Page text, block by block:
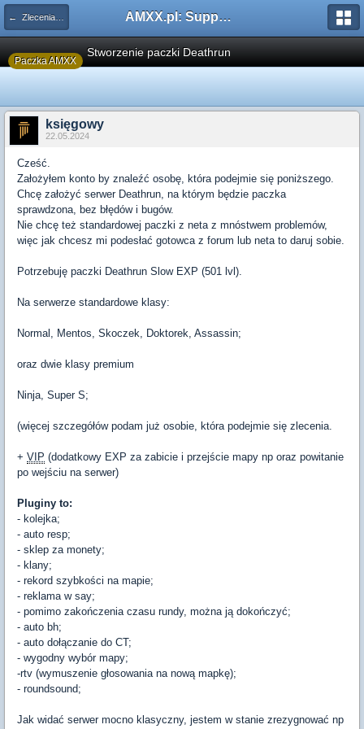
← Zlecenia płatne AMXX.pl: Support AMX Mod X i SourceMod
Paczka AMXX
Stworzenie paczki Deathrun
księgowy
22.05.2024
Cześć.
Założyłem konto by znaleźć osobę, która podejmie się poniższego.
Chcę założyć serwer Deathrun, na którym będzie paczka
sprawdzona, bez błędów i bugów.
Nie chcę też standardowej paczki z neta z mnóstwem problemów,
więc jak chcesz mi podesłać gotowca z forum lub neta to daruj sobie.
Potrzebuję paczki Deathrun Slow EXP (501 lvl).
Na serwerze standardowe klasy:
Normal, Mentos, Skoczek, Doktorek, Assassin;
oraz dwie klasy premium
Ninja, Super S;
(więcej szczegółów podam już osobie, która podejmie się zlecenia.
+ VIP (dodatkowy EXP za zabicie i przejście mapy np oraz powitanie
po wejściu na serwer)
Pluginy to:
- kolejka;
- auto resp;
- sklep za monety;
- klany;
- rekord szybkości na mapie;
- reklama w say;
- pomimo zakończenia czasu rundy, można ją dokończyć;
- auto bh;
- auto dołączanie do CT;
- wygodny wybór mapy;
-rtv (wymuszenie głosowania na nową mapkę);
- roundsound;
Jak widać serwer mocno klasyczny, jestem w stanie zrezygnować np